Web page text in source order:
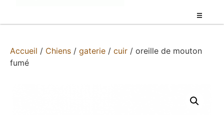
Accueil / Chiens / gaterie / cuir / oreille de mouton
fumé